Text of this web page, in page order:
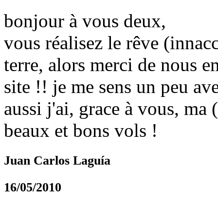
bonjour à vous deux,
vous réalisez le rêve
terre, alors merci de nous
site !! je me sens un peu
aussi j'ai, grace à vous, ma
beaux et bons vols !
Juan Carlos Laguía
16/05/2010